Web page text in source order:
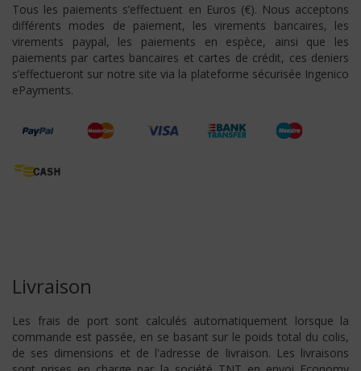
Tous les paiements s’effectuent en Euros (€). Nous acceptons
différents modes de paiement, les virements bancaires, les
virements paypal, les paiements en espèce, ainsi que les
paiements par cartes bancaires et cartes de crédit, ces deniers
s’effectueront sur notre site via la plateforme sécurisée Ingenico
ePayments.
Livraison
Les frais de port sont calculés automatiquement lorsque la
commande est passée, en se basant sur le poids total du colis,
de ses dimensions et de l'adresse de livraison. Les livraisons